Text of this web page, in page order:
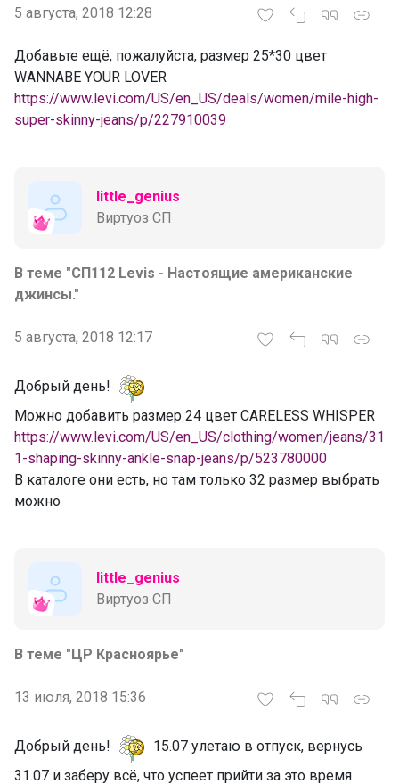
5 августа, 2018 12:28
Добавьте ещё, пожалуйста, размер 25*30 цвет
WANNABE YOUR LOVER
https://www.levi.com/US/en_US/deals/women/mile-high-
super-skinny-jeans/p/227910039
little_genius
Виртуоз СП
В теме "СП112 Levis - Настоящие американские
джинсы."
5 августа, 2018 12:17
Добрый день!
Можно добавить размер 24 цвет CARELESS WHISPER
https://www.levi.com/US/en_US/clothing/women/jeans/31
1-shaping-skinny-ankle-snap-jeans/p/523780000
В каталоге они есть, но там только 32 размер выбрать
можно
little_genius
Виртуоз СП
В теме "ЦР Красноярье"
13 июля, 2018 15:36
Добрый день!
15.07 улетаю в отпуск, вернусь
31.07 и заберу всё, что успеет прийти за это время